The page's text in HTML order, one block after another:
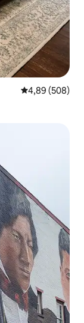
4,89 de uma
4,89 (508)